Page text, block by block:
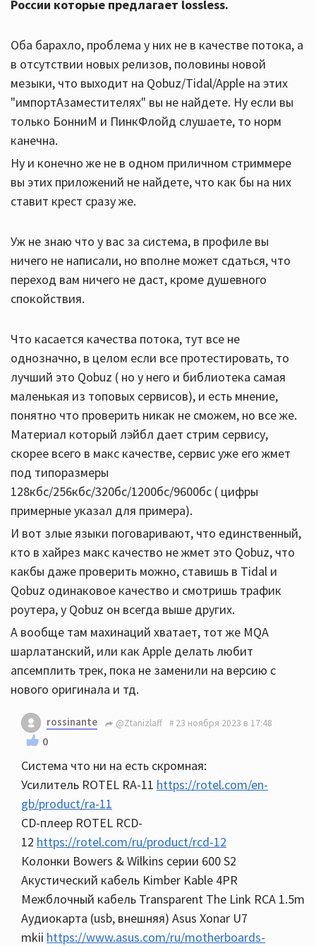
России которые предлагает lossless.
Оба барахло, проблема у них не в качестве потока, а
в отсутствии новых релизов, половины новой
мeзыки, что выходит на Qobuz/Tidal/Apple на этих
"импортАзаместителях" вы не найдете. Ну если вы
только БонниМ и ПинкФлойд слушаете, то норм
канечна.
Ну и конечно же не в одном приличном стриммере
вы этих приложений не найдете, что как бы на них
ставит крест сразу же.
Уж не знаю что у вас за система, в профиле вы
ничего не написали, но вполне может сдаться, что
переход вам ничего не даст, кроме душевного
спокойствия.
Что касается качества потока, тут все не
однозначно, в целом если все протестировать, то
лучший это Qobuz ( но у него и библиотека самая
маленькая из топовых сервисов), и есть мнение,
понятно что проверить никак не сможем, но все же.
Материал который лэйбл дает стрим сервису,
скорее всего в макс качестве, сервис уже его жмет
под типоразмеры
128кбс/256кбс/320бс/1200бс/9600бс ( цифры
примерные указал для примера).
И вот злые языки поговаривают, что единственный,
кто в хайрез макс качество не жмет это Qobuz, что
какбы даже проверить можно, ставишь в Tidal и
Qobuz одинаковое качество и смотришь трафик
роутера, у Qobuz он всегда выше других.
А вообще там махинаций хватает, тот же MQA
шарлатанский, или как Apple делать любит
апсемплить трек, пока не заменили на версию с
нового оригинала и тд.
rossinante @Ztanizlaff 23 ноября 2023 в 17:48
0
Система что ни на есть скромная:
Усилитель ROTEL RA-11 https://rotel.com/en-
gb/product/ra-11
CD-плеер ROTEL RCD-
12 https://rotel.com/ru/product/rcd-12
Колонки Bowers & Wilkins серии 600 S2
Акустический кабель Kimber Kable 4PR
Межблочный кабель Transparent The Link RCA 1.5m
Аудиокарта (usb, внешняя) Asus Xonar U7
mkii https://www.asus.com/ru/motherboards-